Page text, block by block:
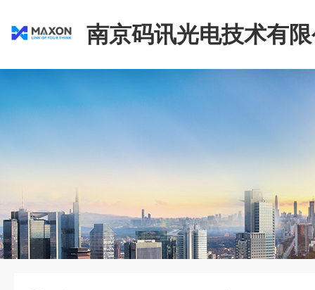
南京码讯光电技术有